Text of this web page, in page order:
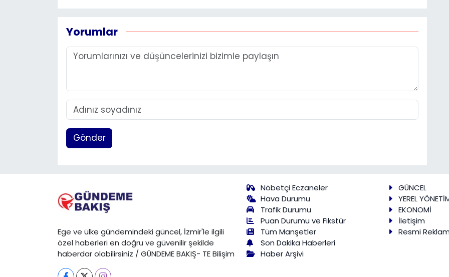
Yorumlar
Gönder
Ege ve ülke gündemindeki güncel, İzmir'le ilgili
özel haberleri en doğru ve güvenilir şekilde
haberdar olabilirsiniz / GÜNDEME BAKIŞ- TE Bilişim
Nöbetçi Eczaneler
Hava Durumu
Trafik Durumu
Puan Durumu ve Fikstür
Tüm Manşetler
Son Dakika Haberleri
Haber Arşivi
GÜNCEL
YEREL
EKONOMİ
İletişim
Resmi Reklam